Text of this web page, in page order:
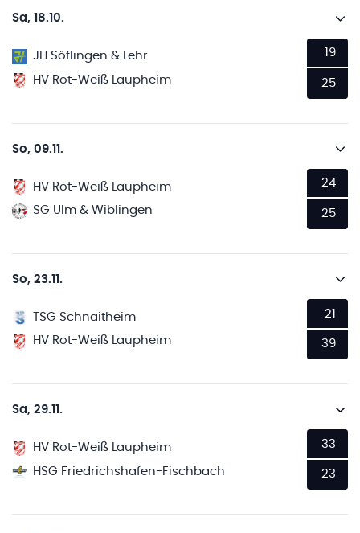
Sa, 18.10.
JH Söflingen & Lehr
HV Rot-Weiß Laupheim
19
25
So, 09.11.
HV Rot-Weiß Laupheim
SG Ulm & Wiblingen
24
25
So, 23.11.
TSG Schnaitheim
HV Rot-Weiß Laupheim
21
39
Sa, 29.11.
HV Rot-Weiß Laupheim
HSG Friedrichshafen-Fischbach
33
23